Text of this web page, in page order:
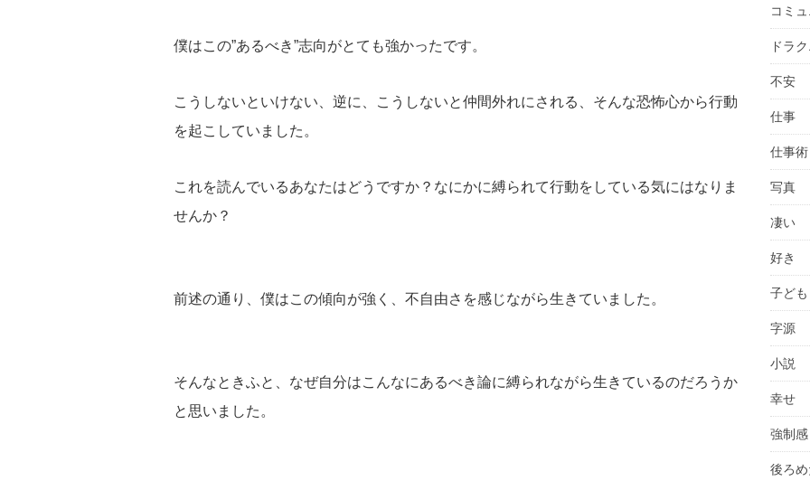
僕はこの”あるべき”志向がとても強かったです。
こうしないといけない、逆に、こうしないと仲間外れにされる、そんな恐怖心から行動
を起こしていました。
これを読んでいるあなたはどうですか？なにかに縛られて行動をしている気にはなりま
せんか？
前述の通り、僕はこの傾向が強く、不自由さを感じながら生きていました。
そんなときふと、なぜ自分はこんなにあるべき論に縛られながら生きているのだろうか
と思いました。
コミ
ドラ
不安
仕事
仕事術
写真
凄い
好き
子ども
字源
小説
幸せ
強制感
後ろ